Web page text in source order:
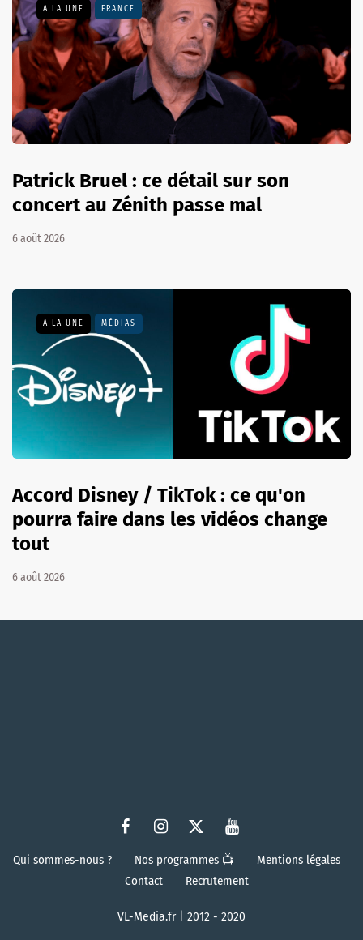
A LA UNE FRANCE
Patrick Bruel : ce détail sur son
concert au Zénith passe mal
6 août 2026
A LA UNE MÉDIAS
Accord Disney / TikTok : ce qu'on
pourra faire dans les vidéos change
tout
6 août 2026
Qui sommes-nous ? Nos programmes 📺
Mentions légales
Contact
Recrutement
VL-Media.fr | 2012 - 2020